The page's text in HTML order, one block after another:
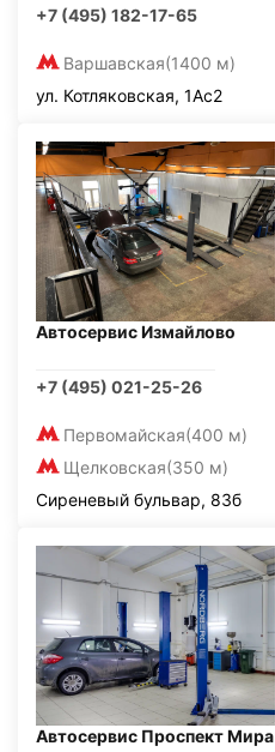
+7 (495) 182-17-65
Варшавская(1400 м)
ул. Котляковская, 1Ас2
Автосервис Измайлово
+7 (495) 021-25-26
Первомайская(400 м)
Щелковская(350 м)
Сиреневый бульвар, 83б
Автосервис Проспект Мира